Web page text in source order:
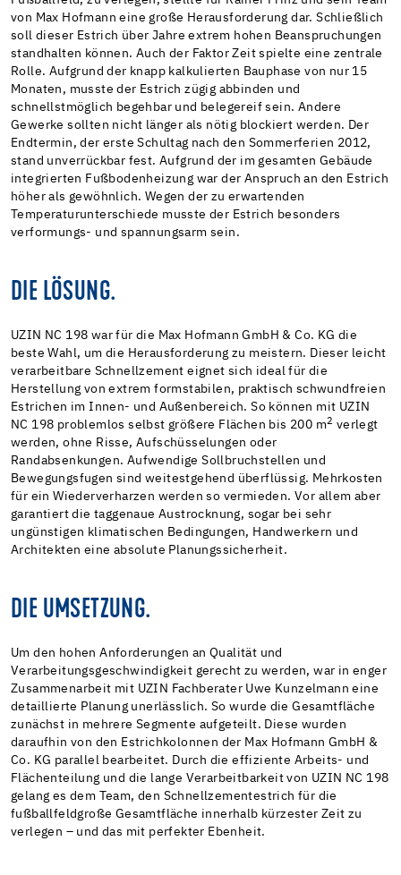
von Max Hofmann eine große Herausforderung dar. Schließlich
soll dieser Estrich über Jahre extrem hohen Beanspruchungen
standhalten können. Auch der Faktor Zeit spielte eine zentrale
Rolle. Aufgrund der knapp kalkulierten Bauphase von nur 15
Monaten, musste der Estrich zügig abbinden und
schnellstmöglich begehbar und belegereif sein. Andere
Gewerke sollten nicht länger als nötig blockiert werden. Der
Endtermin, der erste Schultag nach den Sommerferien 2012,
stand unverrückbar fest. Aufgrund der im gesamten Gebäude
integrierten Fußbodenheizung war der Anspruch an den Estrich
höher als gewöhnlich. Wegen der zu erwartenden
Temperaturunterschiede musste der Estrich besonders
verformungs- und spannungsarm sein.
DIE LÖSUNG.
UZIN NC 198 war für die Max Hofmann GmbH & Co. KG die
beste Wahl, um die Herausforderung zu meistern. Dieser leicht
verarbeitbare Schnellzement eignet sich ideal für die
Herstellung von extrem formstabilen, praktisch schwundfreien
Estrichen im Innen- und Außenbereich. So können mit UZIN
NC 198 problemlos selbst größere Flächen bis 200 m2 verlegt
werden, ohne Risse, Aufschüsselungen oder
Randabsenkungen. Aufwendige Sollbruchstellen und
Bewegungsfugen sind weitestgehend überflüssig. Mehrkosten
für ein Wiederverharzen werden so vermieden. Vor allem aber
garantiert die taggenaue Austrocknung, sogar bei sehr
ungünstigen klimatischen Bedingungen, Handwerkern und
Architekten eine absolute Planungssicherheit.
DIE UMSETZUNG.
Um den hohen Anforderungen an Qualität und
Verarbeitungsgeschwindigkeit gerecht zu werden, war in enger
Zusammenarbeit mit UZIN Fachberater Uwe Kunzelmann eine
detaillierte Planung unerlässlich. So wurde die Gesamtfläche
zunächst in mehrere Segmente aufgeteilt. Diese wurden
daraufhin von den Estrichkolonnen der Max Hofmann GmbH &
Co. KG parallel bearbeitet. Durch die effiziente Arbeits- und
Flächenteilung und die lange Verarbeitbarkeit von UZIN NC 198
gelang es dem Team, den Schnellzementestrich für die
fußballfeldgroße Gesamtfläche innerhalb kürzester Zeit zu
verlegen – und das mit perfekter Ebenheit.